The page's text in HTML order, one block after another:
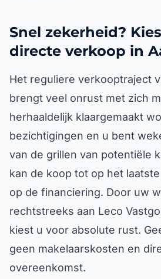
Snel zekerheid?
directe verkoop in
Het reguliere verkooptraject
brengt veel onrust met zich
herhaaldelijk klaargemaakt
bezichtigingen en u bent
van de grillen van potentiële
kan de koop tot op het
op de financiering. Door uw
rechtstreeks aan Leco
kiest u voor absolute rust.
geen makelaarskosten en
overeenkomst.